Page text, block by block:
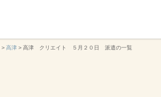
> 高津 > 高津 クリエイト ５月２０日 派遣の一覧